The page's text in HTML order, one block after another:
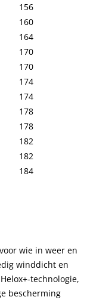
156
160
164
170
170
174
174
178
178
182
182
184
wie in weer en
winddicht en
technologie,
bescherming